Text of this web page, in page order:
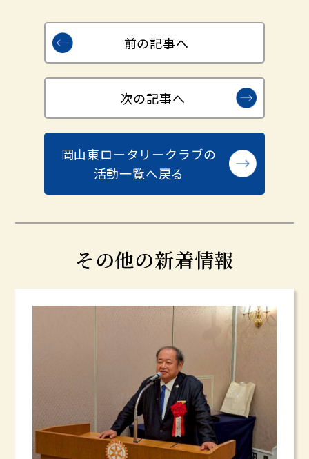
前の記事へ
岡山東ロータリークラブの
活動一覧へ戻る
次の記事へ
その他の新着情報